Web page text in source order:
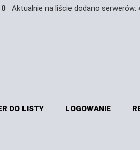
Aktualnie na liście dodano serwerów:
DO LISTY LOGOWANIE